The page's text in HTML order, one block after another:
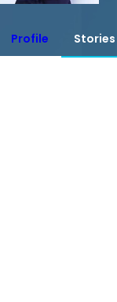
Profile Stories